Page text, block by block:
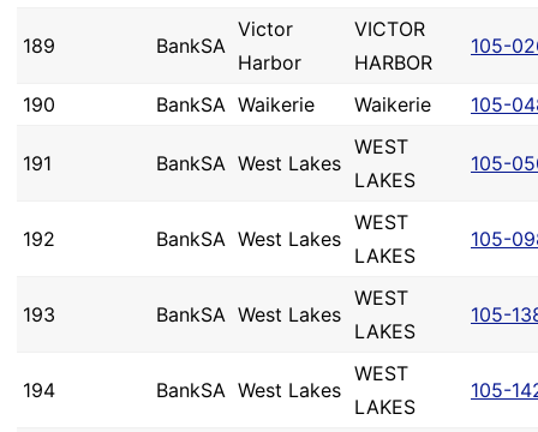
189 BankSA
Victor
Harbor
VICTOR
HARBOR
105-
190 BankSA Waikerie Waikerie 105-
191 BankSA West Lakes
WEST
LAKES
105-
192 BankSA West Lakes
WEST
LAKES
105-
193 BankSA West Lakes
WEST
LAKES
105-
194 BankSA West Lakes
WEST
LAKES
105-